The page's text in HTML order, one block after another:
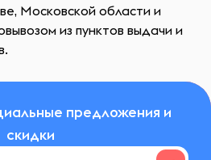
Московской области и
из пунктов выдачи и
предложения и
скидки